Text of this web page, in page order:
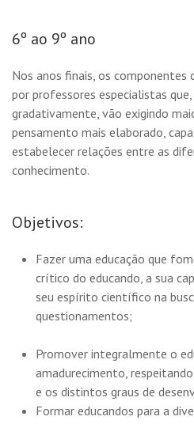
6º ao 9º ano
Nos anos finais, os componentes
por professores especialistas
gradativamente, vão exigindo
pensamento mais elaborado,
estabelecer relações entre as
conhecimento.
Objetivos:
Fazer uma educação que
crítico do educando, a sua
seu espírito científico na
questionamentos;
Promover integralmente o
amadurecimento,
e os distintos graus de
Formar educandos para a